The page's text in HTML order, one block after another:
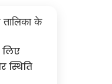
के
लिए
स्थिति